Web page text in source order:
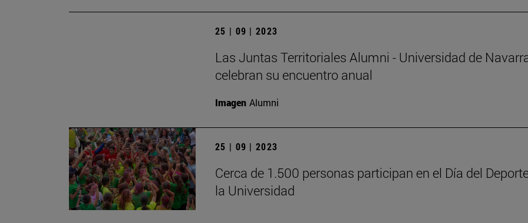
25 | 09 | 2023
Las Juntas Territoriales Alumni - Universidad de
celebran su encuentro anual
Imagen Alumni
25 | 09 | 2023
Cerca de 1.500 personas participan en el Día del
la Universidad